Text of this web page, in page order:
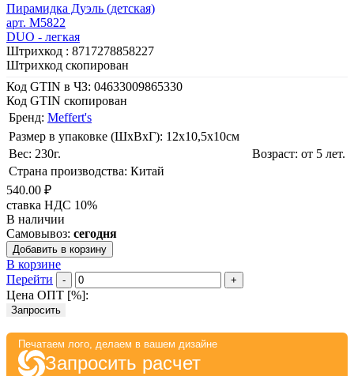
Пирамидка Дуэль (детская)
арт. M5822
DUO - легкая
Штрихкод : 8717278858227
Штрихкод скопирован
Код GTIN в ЧЗ: 04633009865330
Код GTIN скопирован
Бренд: Meffert's
Размер в упаковке (ШхВxГ): 12х10,5х10cм
Вес: 230г.
Возраст: от 5 лет.
Страна производства: Китай
540.00 ₽
ставка НДС 10%
В наличии
Самовывоз: сегодня
Добавить в корзину
В корзине
Перейти
- +
Цена ОПТ [%]:
Запросить
Печатаем лого, делаем в вашем дизайне
Запросить расчет